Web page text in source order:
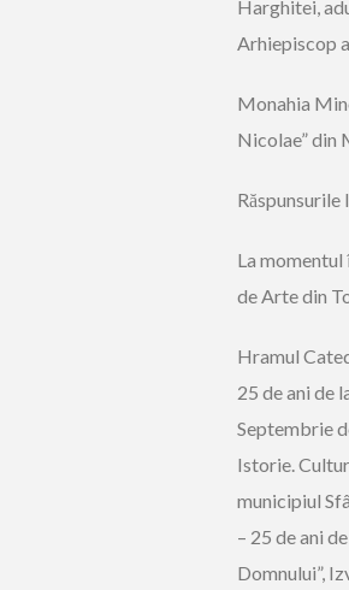
Harghitei,
Arhiepiscop
Monahia
Nicolae” din
Răspunsurile
La momentul
de Arte din
Hramul
25 de ani de
Septembrie
Istorie.
municipiul
– 25 de ani
Domnului”,